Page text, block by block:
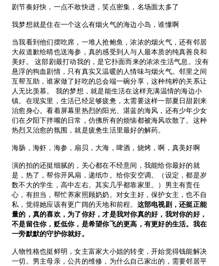
剧节奏好快，一点不敢快进，笑点密集，名场面太多了
我梦想就是住在一个这么有烟火气的海边小岛，谁懂啊
当我看到他们摆吃席，一堆人抢鲍鱼，浓浓的烟火气，还有邻居
大叔道歉给晴也送海参，真的感受到人与人最本质的纯真善良和
美好。 这部剧最打动我的，是它扑面而来的浓浓生活气息。没有
悬浮的狗血剧情，只有真实又温暖的人情味与烟火气。邻里之间
互帮互助，谁家做了好吃的总会端一碗分享，这种纯粹的关系让
人无比羡慕。 我的梦想，就是能生活在这样充满温情的海边小
镇。在现实里，生活已经足够疲惫，太需要这样一部夏日甜剧来
治愈身心。看着屏幕里热烈的阳光、湛蓝的海风，还有少年少女
们在夕阳下拌嘴的日常，仿佛所有的烦恼都被海风吹散了。这种
热烈又治愈的氛围，就是疲惫生活里最好的解药。
海肠，海虾，海参，扇贝，大海，啤酒，烧烤，啊，真美好啊
演的拍的还挺细腻的，关心都在不经意间，我能给你最好的就
是，热了，帮你开风扇，递纸巾。给你安空调。（设定，都是岁
数不大的学生，高中左右。其实几乎都靠家里。）男主有责任
心，有担当，帮忙养家照顾奶奶。对女主好，保护女主，也不自
私，觉得她应该有更广阔的天地和前程。 这部电视剧，还挺正能
量的，真的喜欢，为了你好，才是我对你真的好，我对你的好，
不是留住你，贬低你，是希望你飞的更高，有更好的生活。我在
一旁默默的守护你就好。
人物性格也挺鲜明，女主富家大小姐的转变，开始觉得钱能解决
一切。男主母亲，公共的维修，为什么自己家出的，需要邻居平